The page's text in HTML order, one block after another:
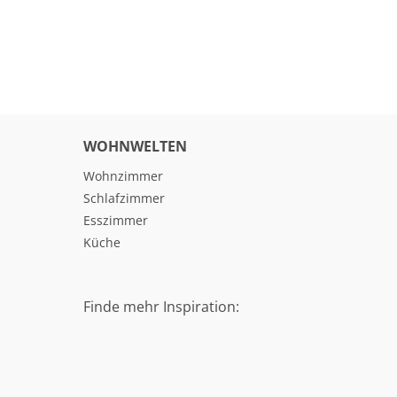
WOHNWELTEN
Wohnzimmer
Schlafzimmer
Esszimmer
Küche
Finde mehr Inspiration: